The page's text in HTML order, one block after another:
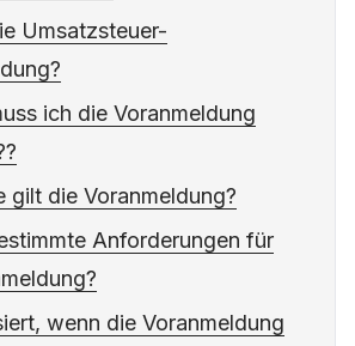
Umsatzsteuer-
ich die Voranmeldung
gilt die Voranmeldung?
Anforderungen für
wenn die Voranmeldung